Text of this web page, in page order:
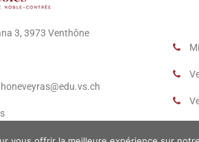
3, 3973 Venthône